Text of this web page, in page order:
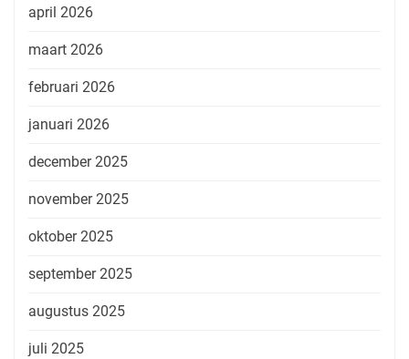
april 2026
maart 2026
februari 2026
januari 2026
december 2025
november 2025
oktober 2025
september 2025
augustus 2025
juli 2025